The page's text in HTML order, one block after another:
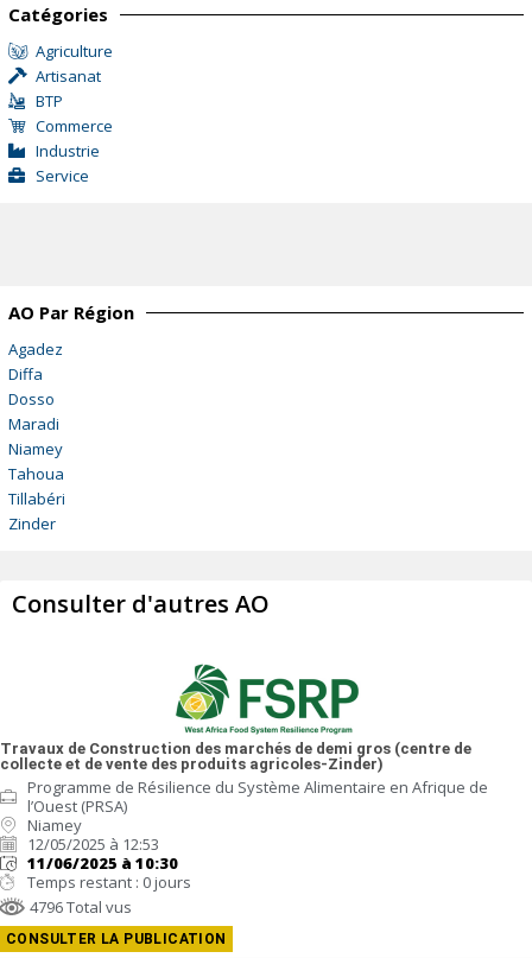
Catégories
Agriculture
Artisanat
BTP
Commerce
Industrie
Service
AO Par Région
Agadez
Diffa
Dosso
Maradi
Niamey
Tahoua
Tillabéri
Zinder
Consulter d'autres AO
Travaux de Construction des marchés de demi gros (centre de
collecte et de vente des produits agricoles-Zinder)
Programme de Résilience du Système Alimentaire en Afrique de
l’Ouest (PRSA)
Niamey
12/05/2025 à 12:53
11/06/2025 à 10:30
Temps restant : 0 jours
4796 Total vus
CONSULTER LA PUBLICATION